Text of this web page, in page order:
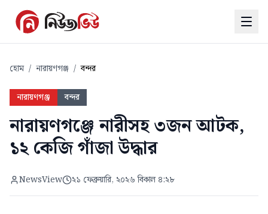
হোম / নারায়ণগঞ্জ / বন্দর
নারায়ণগঞ্জ বন্দর
নারায়ণগঞ্জে নারীসহ ৩জন আটক,
১২ কেজি গাঁজা উদ্ধার
NewsView ২১ ফেব্রুয়ারি, ২০২৬ বিকাল ৪:২৮